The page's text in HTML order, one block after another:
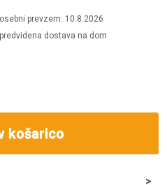
prevzem: 10.8.2026
dostava na dom
košarico